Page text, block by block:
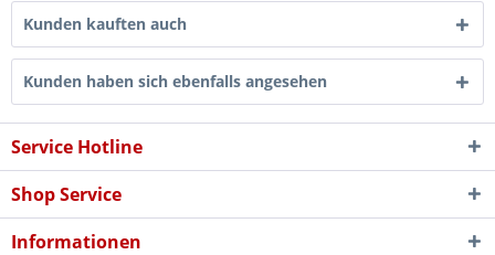
Kunden kauften auch
Kunden haben sich ebenfalls angesehen
Service Hotline
Shop Service
Informationen